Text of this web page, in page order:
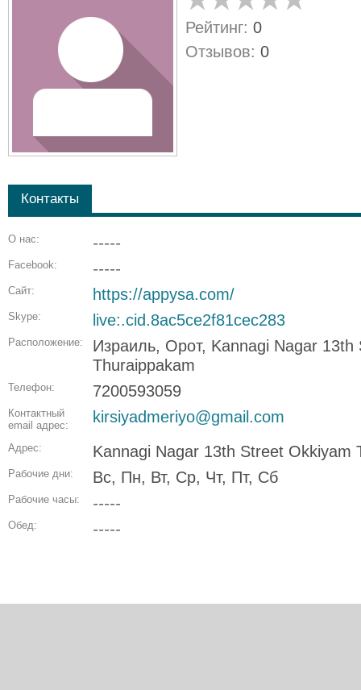
Рейтинг: 0
Отзывов: 0
Контакты
О нас: -----
Facebook: -----
Сайт: https://appysa.com/
Skype: live:.cid.8ac5ce2f81cec283
Расположение:
Израиль, Орот, Kannagi Nagar 13th
Thuraippakam
Телефон: 7200593059
Контактный
email адрес:
kirsiyadmeriyo@gmail.com
Адрес: Kannagi Nagar 13th Street Okkiyam
Рабочие дни: Вс, Пн, Вт, Ср, Чт, Пт, Сб
Рабочие часы: -----
Обед: -----